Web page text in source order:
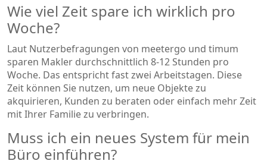
Wie viel Zeit spare ich wirklich pro
Woche?
Laut Nutzerbefragungen von meetergo und timum
sparen Makler durchschnittlich 8-12 Stunden pro
Woche. Das entspricht fast zwei Arbeitstagen. Diese
Zeit können Sie nutzen, um neue Objekte zu
akquirieren, Kunden zu beraten oder einfach mehr Zeit
mit Ihrer Familie zu verbringen.
Muss ich ein neues System für mein
Büro einführen?